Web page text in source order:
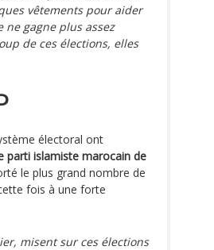
vêtements pour aider
gagne plus assez
de ces élections, elles
électoral ont
parti islamiste marocain de
le plus grand nombre de
fois à une forte
misent sur ces élections